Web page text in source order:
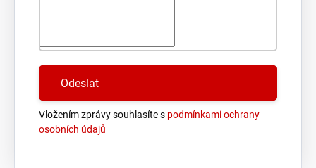
Vložením zprávy souhlasíte s podmínkami ochrany
osobních údajů